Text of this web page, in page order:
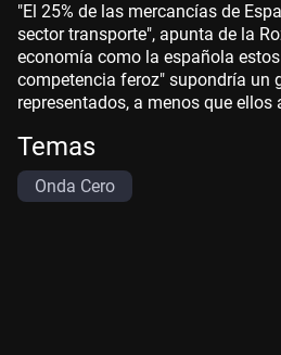
"El 25% de las mercancías de
sector transporte", apunta de la
economía como la española
competencia feroz" supondría un
representados, a menos que ellos
Temas
Onda Cero